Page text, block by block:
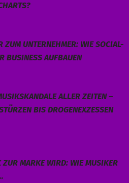
ZUM UNTERNEHMER: WIE SOCIAL-
BUSINESS AUFBAUEN
ALLER ZEITEN – V
BIS DROGENEXZESSEN
ZUR MARKE WIRD: WIE MUSIKER